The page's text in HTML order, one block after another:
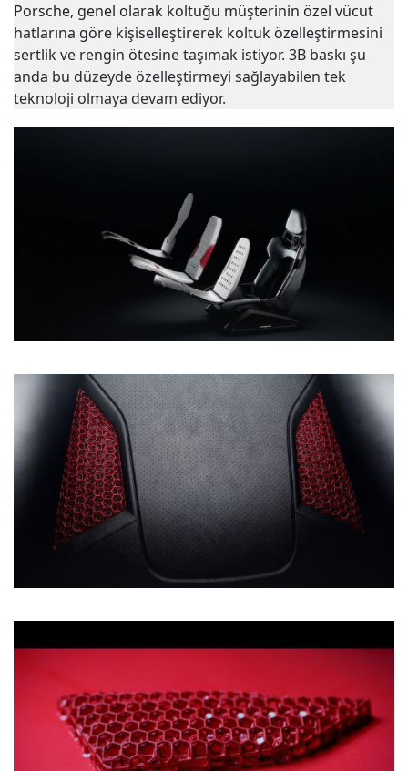
Porsche, genel olarak koltuğu müşterinin özel vücut
hatlarına göre kişiselleştirerek koltuk özelleştirmesini
sertlik ve rengin ötesine taşımak istiyor. 3B baskı şu
anda bu düzeyde özelleştirmeyi sağlayabilen tek
teknoloji olmaya devam ediyor.